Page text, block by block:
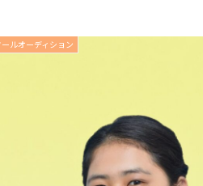
ルオーディション